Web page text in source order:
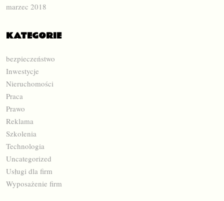
marzec 2018
KATEGORIE
bezpieczeństwo
Inwestycje
Nieruchomości
Praca
Prawo
Reklama
Szkolenia
Technologia
Uncategorized
Usługi dla firm
Wyposażenie firm